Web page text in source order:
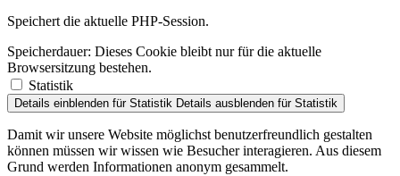
Speichert die aktuelle PHP-Session.
Speicherdauer: Dieses Cookie bleibt nur für die aktuelle
Browsersitzung bestehen.
Statistik
Details einblenden für Statistik Details ausblenden für Statistik
Damit wir unsere Website möglichst benutzerfreundlich gestalten
können müssen wir wissen wie Besucher interagieren. Aus diesem
Grund werden Informationen anonym gesammelt.